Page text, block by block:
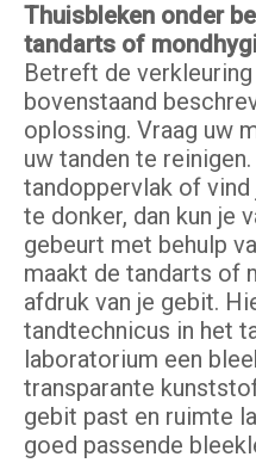
Thuisbleken onder
tandarts of
Betreft de
bovenstaand
oplossing. Vraag uw
uw tanden te
tandoppervlak of vind
te donker, dan kun je
gebeurt met behulp
maakt de tandarts of
afdruk van je gebit.
tandtechnicus in het
laboratorium een
transparante
gebit past en ruimte
goed passende